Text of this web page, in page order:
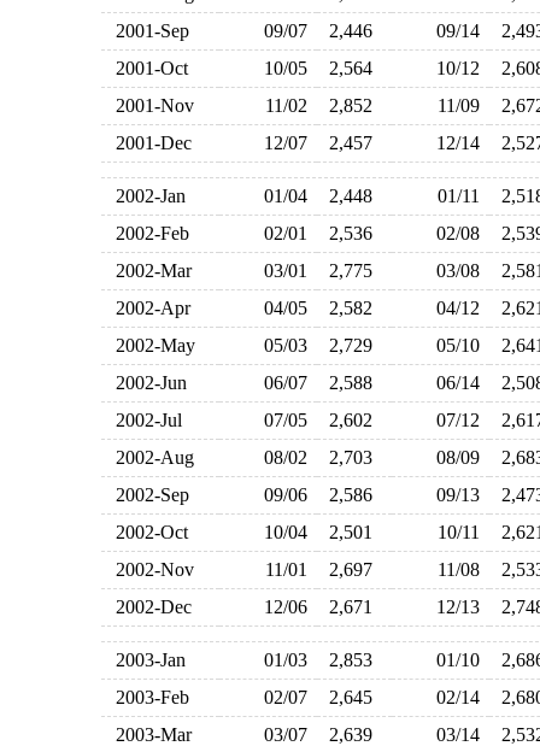
2001-Sep
09/07 2,446 09/14
2001-Oct
10/05 2,564 10/12
2001-Nov
11/02 2,852 11/09
2001-Dec
12/07 2,457 12/14
2002-Jan 01/04 2,448 01/11
2002-Feb
02/01 2,536 02/08
2002-Mar
03/01 2,775 03/08
2002-Apr
04/05 2,582 04/12
2002-May
05/03 2,729 05/10
2002-Jun
06/07 2,588 06/14
2002-Jul
07/05 2,602 07/12
2002-Aug
08/02 2,703 08/09
2002-Sep
09/06 2,586 09/13
2002-Oct
10/04 2,501 10/11
2002-Nov
11/01 2,697 11/08
2002-Dec
12/06 2,671 12/13
2003-Jan 01/03 2,853 01/10
2003-Feb
02/07 2,645 02/14
2003-Mar
03/07 2,639 03/14